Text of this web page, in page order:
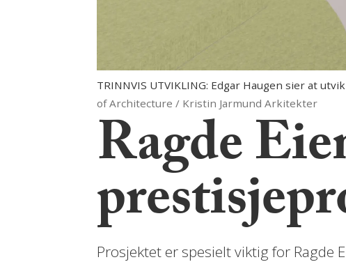
TRINNVIS UTVIKLING: Edgar Haugen sier at
of Architecture / Kristin Jarmund Arkitekter
Ragde
Prosjektet er spesielt viktig for